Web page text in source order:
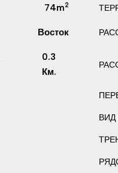
74m2
Восток
0.3
Км.